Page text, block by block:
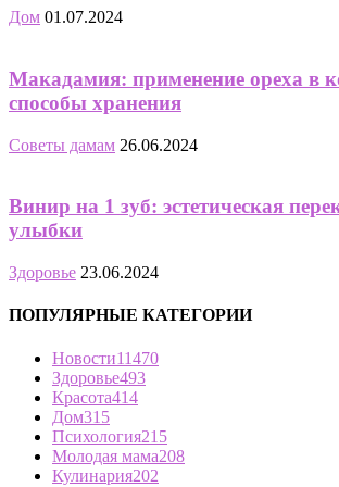
Дом 01.07.2024
Макадамия: применение ореха в
способы хранения
Советы дамам 26.06.2024
Винир на 1 зуб: эстетическая
улыбки
Здоровье 23.06.2024
ПОПУЛЯРНЫЕ КАТЕГОРИИ
Новости11470
Здоровье493
Красота414
Дом315
Психология215
Молодая мама208
Кулинария202